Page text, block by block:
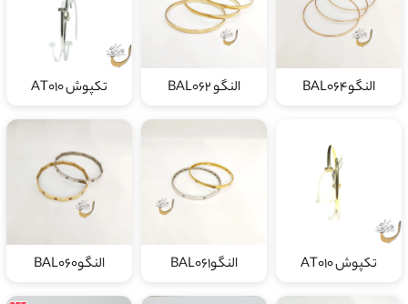
النگوBAL064 النگو BAL062 تکپوش AT010
تکپوش AT010 النگوBAL061 النگوBAL060